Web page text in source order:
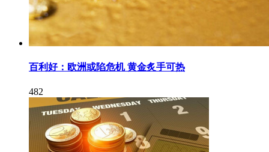
百利好：欧洲或陷危机 黄金炙手可热
482